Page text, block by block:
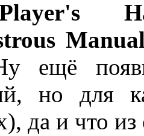
ещё
но для
да и что из